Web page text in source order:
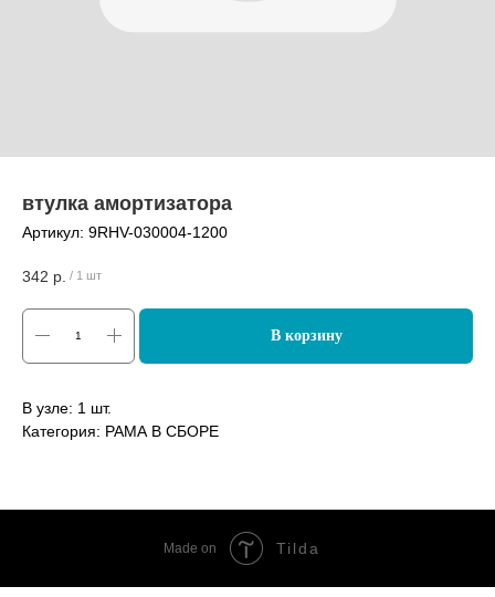
втулка амортизатора
Артикул: 9RHV-030004-1200
342 р. / 1 шт
В корзину
В узле: 1 шт.
Категория: РАМА В СБОРЕ
Made on Tilda